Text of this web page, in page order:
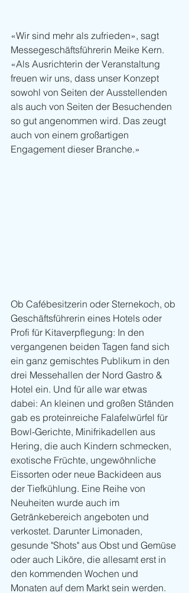
«Wir sind mehr als zufrieden», sagt
Messegeschäftsführerin Meike Kern.
«Als Ausrichterin der Veranstaltung
freuen wir uns, dass unser Konzept
sowohl von Seiten der Ausstellenden
als auch von Seiten der Besuchenden
so gut angenommen wird. Das zeugt
auch von einem großartigen
Engagement dieser Branche.»
Ob Cafébesitzerin oder Sternekoch, ob
Geschäftsführerin eines Hotels oder
Profi für Kitaverpflegung: In den
vergangenen beiden Tagen fand sich
ein ganz gemischtes Publikum in den
drei Messehallen der Nord Gastro &
Hotel ein. Und für alle war etwas
dabei: An kleinen und großen Ständen
gab es proteinreiche Falafelwürfel für
Bowl-Gerichte, Minifrikadellen aus
Hering, die auch Kindern schmecken,
exotische Früchte, ungewöhnliche
Eissorten oder neue Backideen aus
der Tiefkühlung. Eine Reihe von
Neuheiten wurde auch im
Getränkebereich angeboten und
verkostet. Darunter Limonaden,
gesunde "Shots" aus Obst und Gemüse
oder auch Liköre, die allesamt erst in
den kommenden Wochen und
Monaten auf dem Markt sein werden.